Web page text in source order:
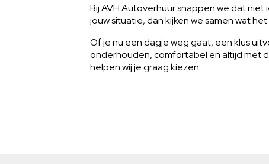
Bij AVH Autoverhuur snappen we dat
jouw situatie, dan kijken we samen wat
Of je nu een dagje weg gaat, een klus
onderhouden, comfortabel en altijd met
helpen wij je graag kiezen.